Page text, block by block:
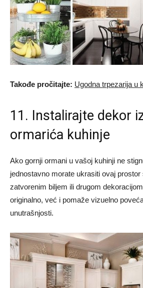
Takođe pročitajte: Ugodna trpezarija u
11. Instalirajte dekor
ormarića kuhinje
Ako gornji ormani u vašoj kuhinji ne
jednostavno morate ukrasiti ovaj
zatvorenim biljem ili drugom
originalno, već i pomaže vizuelno
unutrašnjosti.